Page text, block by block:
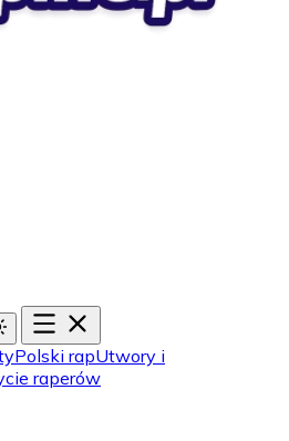
Polski rapUtwory i
raperów